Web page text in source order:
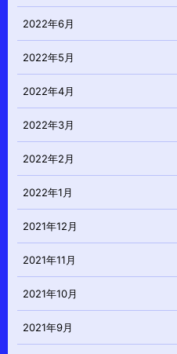
2022年6月
2022年5月
2022年4月
2022年3月
2022年2月
2022年1月
2021年12月
2021年11月
2021年10月
2021年9月